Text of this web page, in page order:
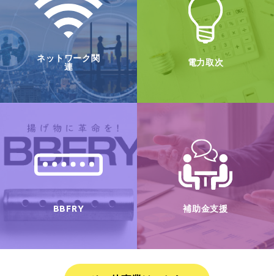
ネットワーク関
連
電力取次
BBFRY 補助金支援